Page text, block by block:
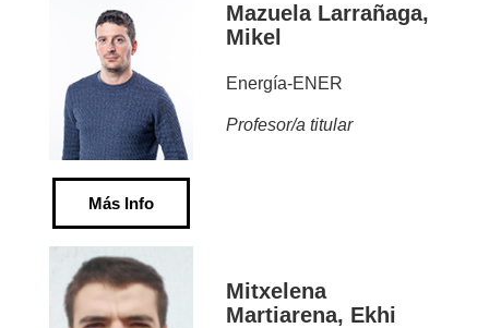
Más Info
Mazuela Larrañaga,
Mikel
Energía-ENER
Profesor/a titular
Mitxelena
Martiarena, Ekhi